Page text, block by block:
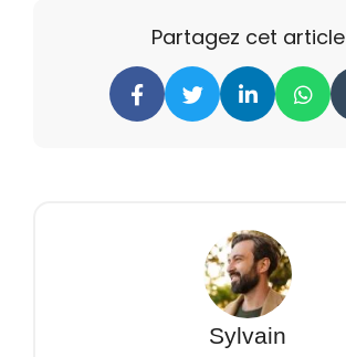
Partagez cet article
Sylvain